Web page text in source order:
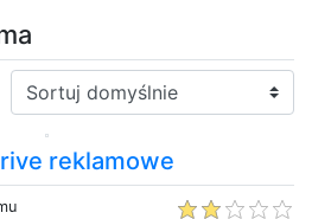
Sortuj:
reklamowe